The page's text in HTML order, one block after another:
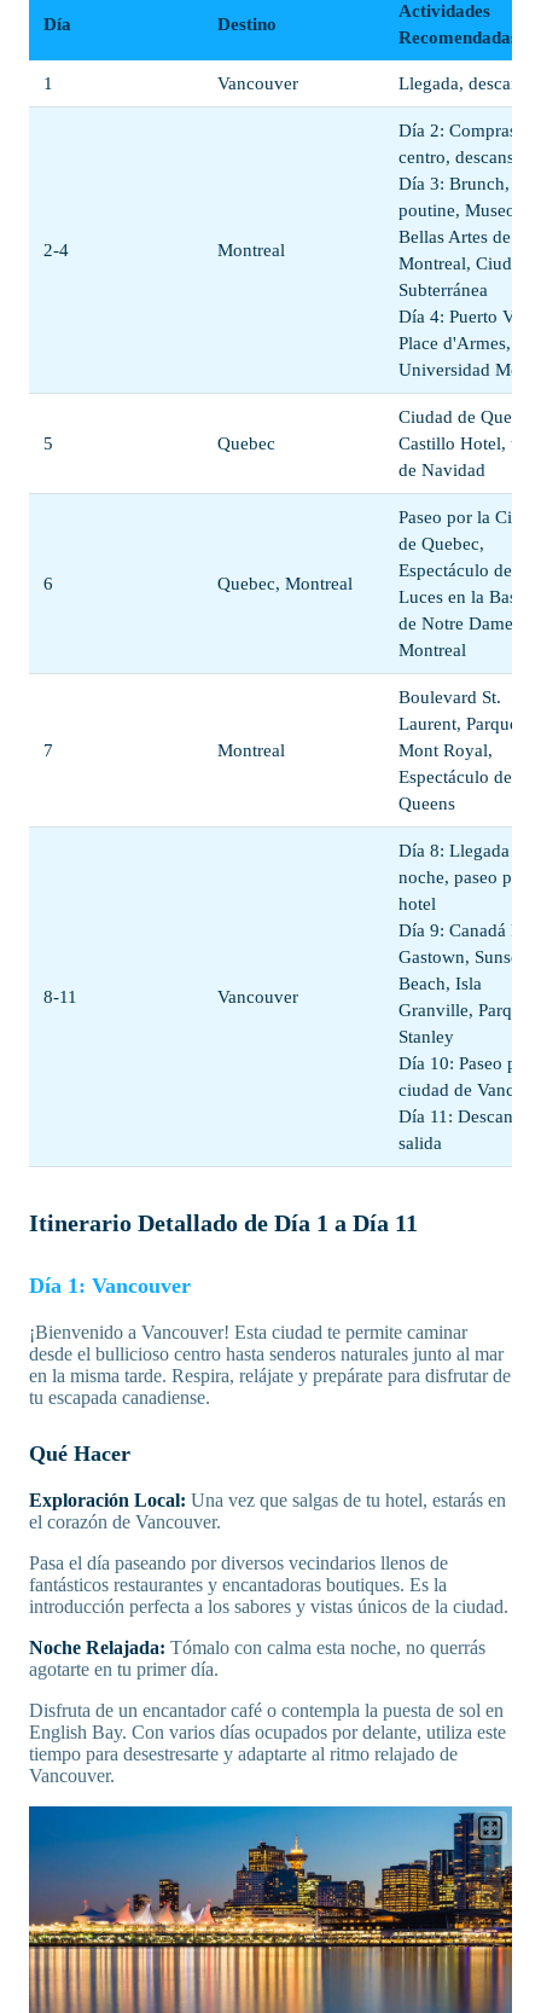
Día Destino
Actividades
Recomendadas
1 Vancouver Llegada, descanso
2-4 Montreal
Día 2: Compras
centro, descanso
Día 3: Brunch,
poutine, Museo de
Bellas Artes de
Montreal, Ciudad
Subterránea
Día 4: Puerto
Place d'Armes,
Universidad
5 Quebec
Ciudad de
Castillo Hotel,
de Navidad
6 Quebec, Montreal
Paseo por la
de Quebec,
Espectáculo de
Luces en la
de Notre Dame en
Montreal
7 Montreal
Boulevard St.
Laurent, Parque
Mont Royal,
Espectáculo de
Queens
8-11 Vancouver
Día 8: Llegada
noche, paseo por
hotel
Día 9: Canadá
Gastown, Sunset
Beach, Isla
Granville, Parque
Stanley
Día 10: Paseo por
ciudad de
Día 11: Descanso,
salida
Itinerario Detallado de Día 1 a Día 11
Día 1: Vancouver
¡Bienvenido a Vancouver! Esta ciudad te permite caminar
desde el bullicioso centro hasta senderos naturales junto al mar
en la misma tarde. Respira, relájate y prepárate para disfrutar de
tu escapada canadiense.
Qué Hacer
Exploración Local: Una vez que salgas de tu hotel, estarás en
el corazón de Vancouver.
Pasa el día paseando por diversos vecindarios llenos de
fantásticos restaurantes y encantadoras boutiques. Es la
introducción perfecta a los sabores y vistas únicos de la ciudad.
Noche Relajada: Tómalo con calma esta noche, no querrás
agotarte en tu primer día.
Disfruta de un encantador café o contempla la puesta de sol en
English Bay. Con varios días ocupados por delante, utiliza este
tiempo para desestresarte y adaptarte al ritmo relajado de
Vancouver.